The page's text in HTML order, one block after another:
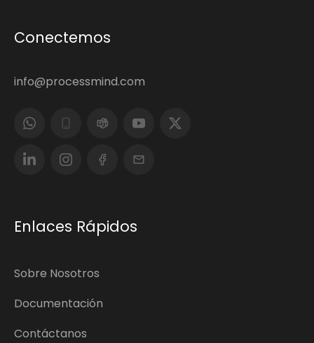
Conectemos
info@processmind.com
Enlaces Rápidos
Sobre Nosotros
Documentación
Contáctanos